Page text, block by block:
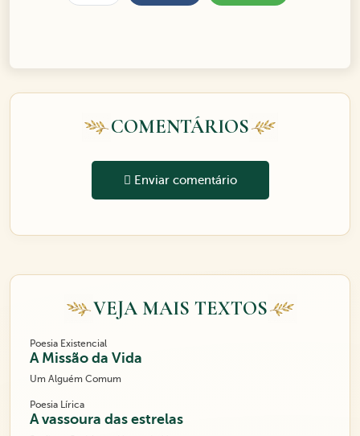
COMENTÁRIOS
Enviar comentário
VEJA MAIS TEXTOS
Poesia Existencial
A Missão da Vida
Um Alguém Comum
Poesia Lírica
A vassoura das estrelas